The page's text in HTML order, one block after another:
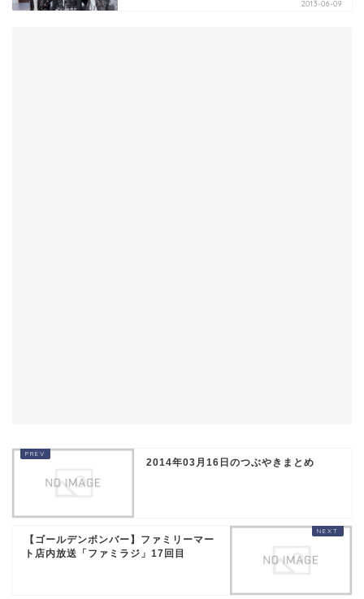
2013-06-09
2014年03月16日のつぶやきまとめ
【ゴールデンボンバー】ファミリーマー
ト店内放送「ファミラジ」17回目